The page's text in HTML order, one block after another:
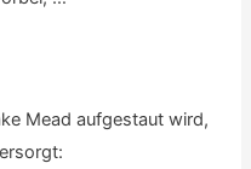
Mead aufgestaut wird,